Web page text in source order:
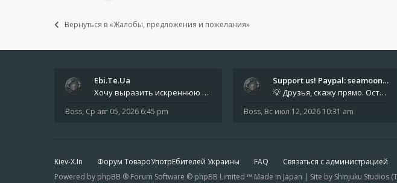
Вернуться в «Жалобы, предложения и пожелания»
Ebi.Te.Ua
Хочу выразить искреннюю благодарность всем анонимным пользователям, которые поддержали наше сообщество финансово. Благод
Boss, Ср авг 05, 2026 6:45 pm
Support us! Paypal: seamoonpa…
💡 Друзья, скажу прямо. Осталось мало времени. За это время нам нужно закрыть последние обязательные расходы: около 500
Boss, Вс июл 12, 2026 10:31 am
Kiev-X.In Форум ТовароУпотрЕбителей Украины FAQ Связаться с администрацией
Powered by phpBB ® Forum Software © phpBB Limited ™ Made in Japan | Site by Shinjuku Studios